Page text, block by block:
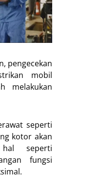
pengecekan
mobil
melakukan
seperti
kotor akan
hal seperti
fungsi